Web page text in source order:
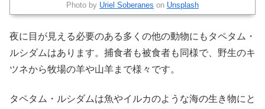
Photo by Uriel Soberanes on Unsplash
夜に目が見える必要のある多くの他の動物にもタペタム・
ルシダムはあります。捕食者も被食者も同様で、野生のキ
ツネから牧場の羊や山羊まで様々です。
タペタム・ルシダムは魚やイルカのような海の生き物にと